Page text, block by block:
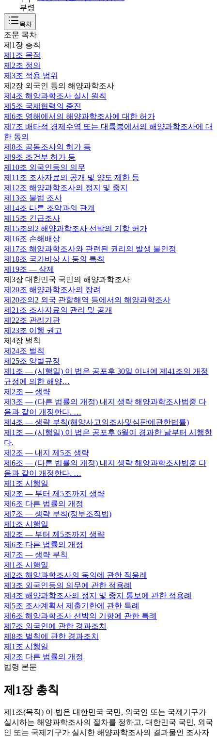
부령
목차
조문 목차
제1장 총칙
제1조 목적
제2조 정의
제3조 적용 범위
제2장 외국인 등의 해양과학조사
제4조 해양과학조사 실시 원칙
제5조 국제협력의 증진
제6조 영해에서의 해양과학조사에 대한 허가
제7조 배타적 경제수역 또는 대륙붕에서의 해양과학조사에 대
한 동의
제8조 공동조사의 허가 등
제9조 조건부 허가 등
제10조 외국인등의 의무
제11조 조사자료의 공개 및 양도 제한 등
제12조 해양과학조사의 정지 및 중지
제13조 불법 조사
제14조 다른 조약과의 관계
제15조 긴급조사
제15조의2 해양과학조사 선박의 기항 허가
제16조 손해배상
제17조 해양과학조사와 관련된 권리의 발생 불인정
제18조 국가비상 시 등의 특칙
제19조 — 삭제
제3장 대한민국 국민의 해양과학조사
제20조 해양과학조사의 장려
제20조의2 외국 관할해역 등에서의 해양과학조사
제21조 조사자료의 관리 및 공개
제22조 관리기관
제23조 이행 권고
제4장 벌칙
제24조 벌칙
제25조 양벌규정
제1조 — (시행일) 이 법은 공포후 30일 이내에 제41조의 개정
규정에 의한 해양…
제2조 — 생략
제3조 — (다른 법률의 개정) 내지 생략 해양과학조사법중 다
음과 같이 개정한다. …
제4조 — 생략 부칙(해양사고의조사및심판에관한법률)
제1조 — (시행일) 이 법은 공포후 6월이 경과한 날부터 시행한
다.
제2조 — 내지 제5조 생략
제6조 — (다른 법률의 개정) 내지 생략 해양과학조사법중 다
음과 같이 개정한다. …
제1조 시행일
제2조 — 부터 제5조까지 생략
제6조 다른 법률의 개정
제7조 — 생략 부칙(정부조직법)
제1조 시행일
제2조 — 부터 제5조까지 생략
제6조 다른 법률의 개정
제7조 — 생략 부칙
제1조 시행일
제2조 해양과학조사의 동의에 관한 적용례
제3조 외국인등의 의무에 관한 적용례
제4조 해양과학조사의 정지 및 중지 통보에 관한 적용례
제5조 조사계획서 제출기한에 관한 특례
제6조 해양과학조사 선박의 기항에 관한 특례
제7조 외국인에 관한 경과조치
제8조 벌칙에 관한 경과조치
제1조 시행일
제2조 다른 법률의 개정
법령 본문
제1장 총칙
제1조(목적) 이 법은 대한민국 국민, 외국인 또는 국제기구가
실시하는 해양과학조사의 절차를 정하고, 대한민국 국민, 외국
인 또는 국제기구가 실시한 해양과학조사의 결과물인 조사자